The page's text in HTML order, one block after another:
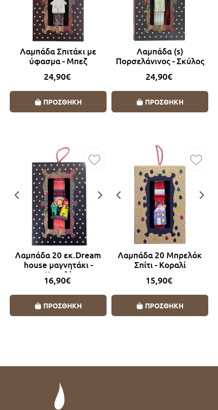
Λαμπάδα Σπιτάκι με
ύφασμα - Μπεζ
24,90€
ΠΡΟΣΘΗΚΗ
Λαμπάδα (s)
Πορσελάνινος - Σκύλος
24,90€
ΠΡΟΣΘΗΚΗ
Λαμπάδα 20 εκ.Dream
house μαγνητάκι -
Κοραλί
16,90€
ΠΡΟΣΘΗΚΗ
Λαμπάδα 20 Μπρελόκ
Σπίτι - Κοραλί
15,90€
ΠΡΟΣΘΗΚΗ